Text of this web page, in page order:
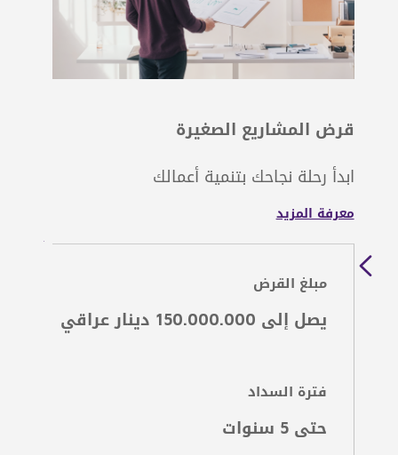
قرض المشاريع الصغيرة
ابدأ رحلة نجاحك بتنمية أعمالك
معرفة المزيد
مبلغ القرض
يصل إلى 150.000.000 دينار عراقي
فترة السداد
حتى 5 سنوات
معرفة